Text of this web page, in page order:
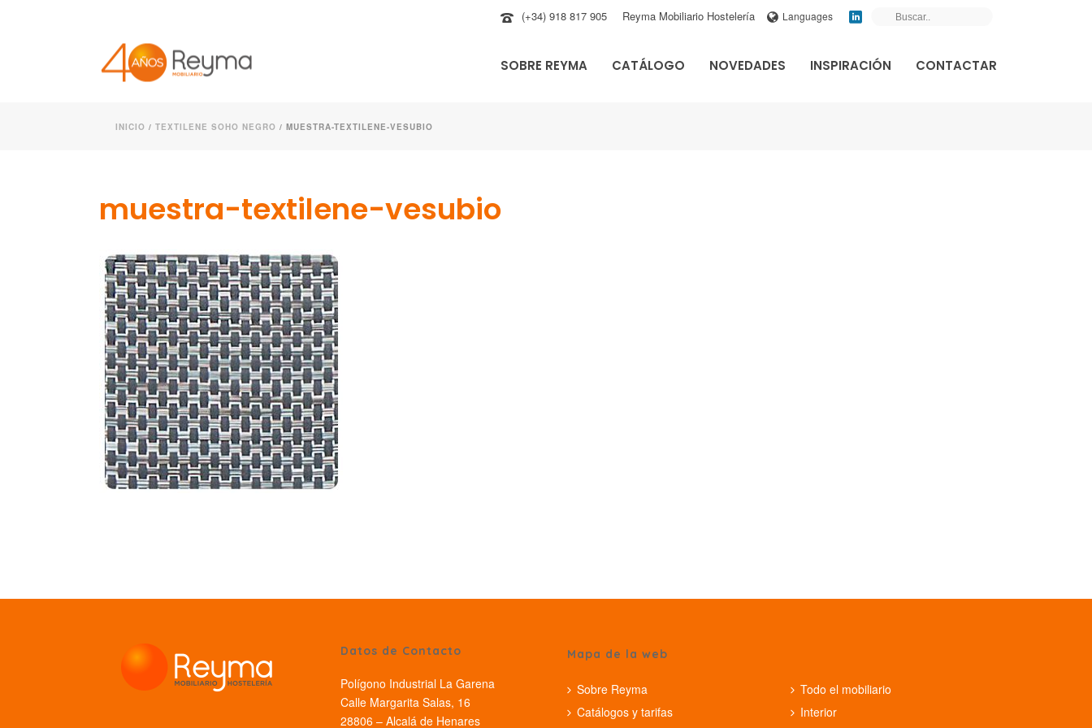
(+34) 918 817 905 Reyma Mobiliario Hostelería Languages
SOBRE REYMA CATÁLOGO NOVEDADES INSPIRACIÓN CONTACTAR
INICIO / TEXTILENE SOHO NEGRO / MUESTRA-TEXTILENE-VESUBIO
muestra-textilene-vesubio
Datos de Contacto
Polígono Industrial La Garena
Calle Margarita Salas, 16
28806 – Alcalá de Henares
Mapa de la web
Sobre Reyma
Catálogos y tarifas
Todo el mobiliario
Interior